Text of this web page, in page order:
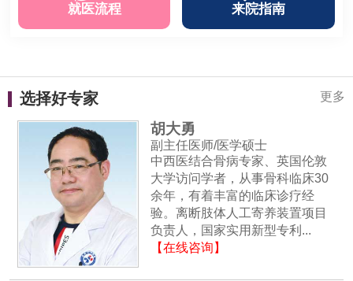
就医流程 来院指南
更多
选择好专家
胡大勇
副主任医师/医学硕士
中西医结合骨病专家、英国伦敦
大学访问学者，从事骨科临床30
余年，有着丰富的临床诊疗经
验。离断肢体人工寄养装置项目
负责人，国家实用新型专利...
【在线咨询】